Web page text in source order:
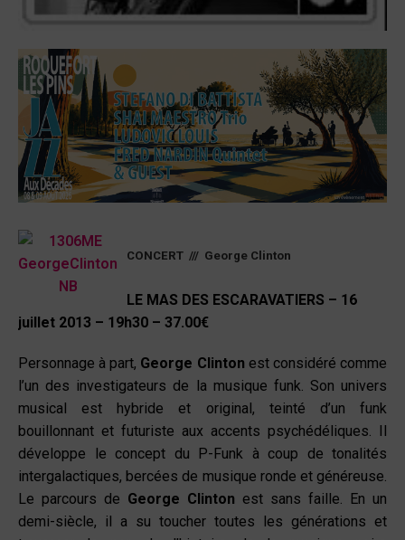
CONCERT /// George Clinton
LE MAS DES ESCARAVATIERS – 16
juillet 2013 – 19h30 – 37.00€
Personnage à part, George Clinton est considéré comme
l’un des investigateurs de la musique funk. Son univers
musical est hybride et original, teinté d’un funk
bouillonnant et futuriste aux accents psychédéliques. Il
développe le concept du P-Funk à coup de tonalités
intergalactiques, bercées de musique ronde et généreuse.
Le parcours de George Clinton est sans faille. En un
demi-siècle, il a su toucher toutes les générations et